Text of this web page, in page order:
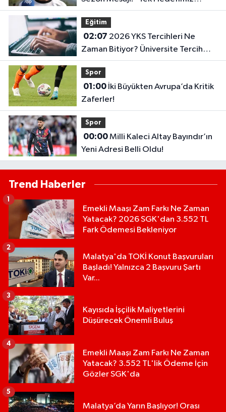
Şampiyonluk"
Eğitim
02:07
Zaman Bitiyor? Üniversite Tercih
Sonuçları Açıklandı Mı?
Spor
01:00İki Büyükten Avrupa’da Kritik
Zaferler!
Spor
00:00Milli Kaleci Altay Bayındır’ın
Yeni Adresi Belli Oldu!
Trend Haberler
Emekli Maaşı Zam Farkı Ne Zaman
Yatacak? 2026 SGK'dan 3.552 TL
Fark Ödemesi Bekleniyor
1
Malatya'da TOKİ Konut Başvuruları
Başladı! Yalnızca 2 Başvuru Şartı
Var...
2
Kayısıda İşçilik Maliyetlerini
Düşürecek Önemli Buluş
3
Emekli Maaşı Zam Farkı Ne Zaman
Yatacak? 3.552 TL'lik Ödeme İçin
Gözler SGK'da
4
Malatya’da Yarın Başlıyor! Orası
5